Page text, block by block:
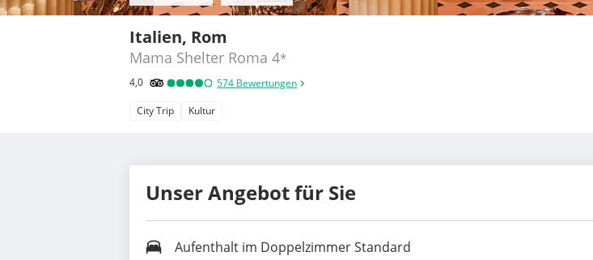
Italien, Rom
Mama Shelter Roma 4*
4,0 574 Bewertungen
City Trip Kultur
Unser Angebot für Sie
Aufenthalt im Doppelzimmer Standard